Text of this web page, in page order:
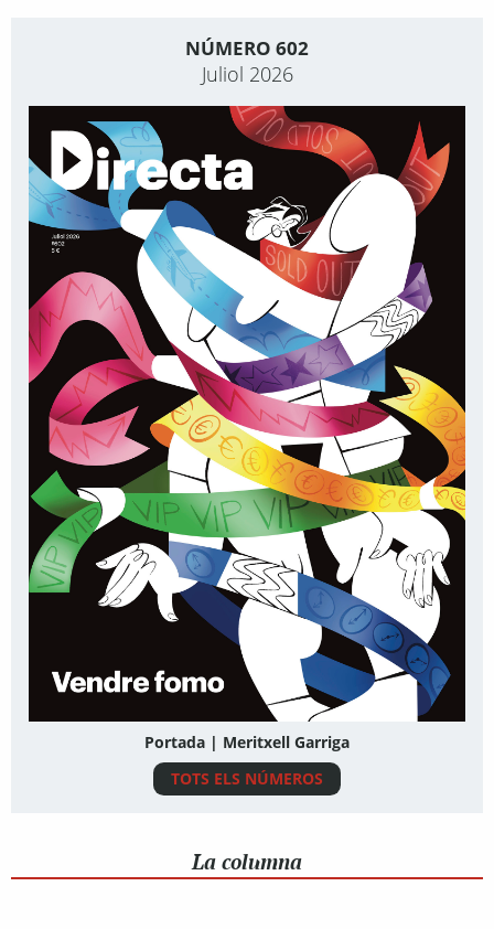
NÚMERO 602
Juliol 2026
Portada | Meritxell Garriga
TOTS ELS NÚMEROS
La columna